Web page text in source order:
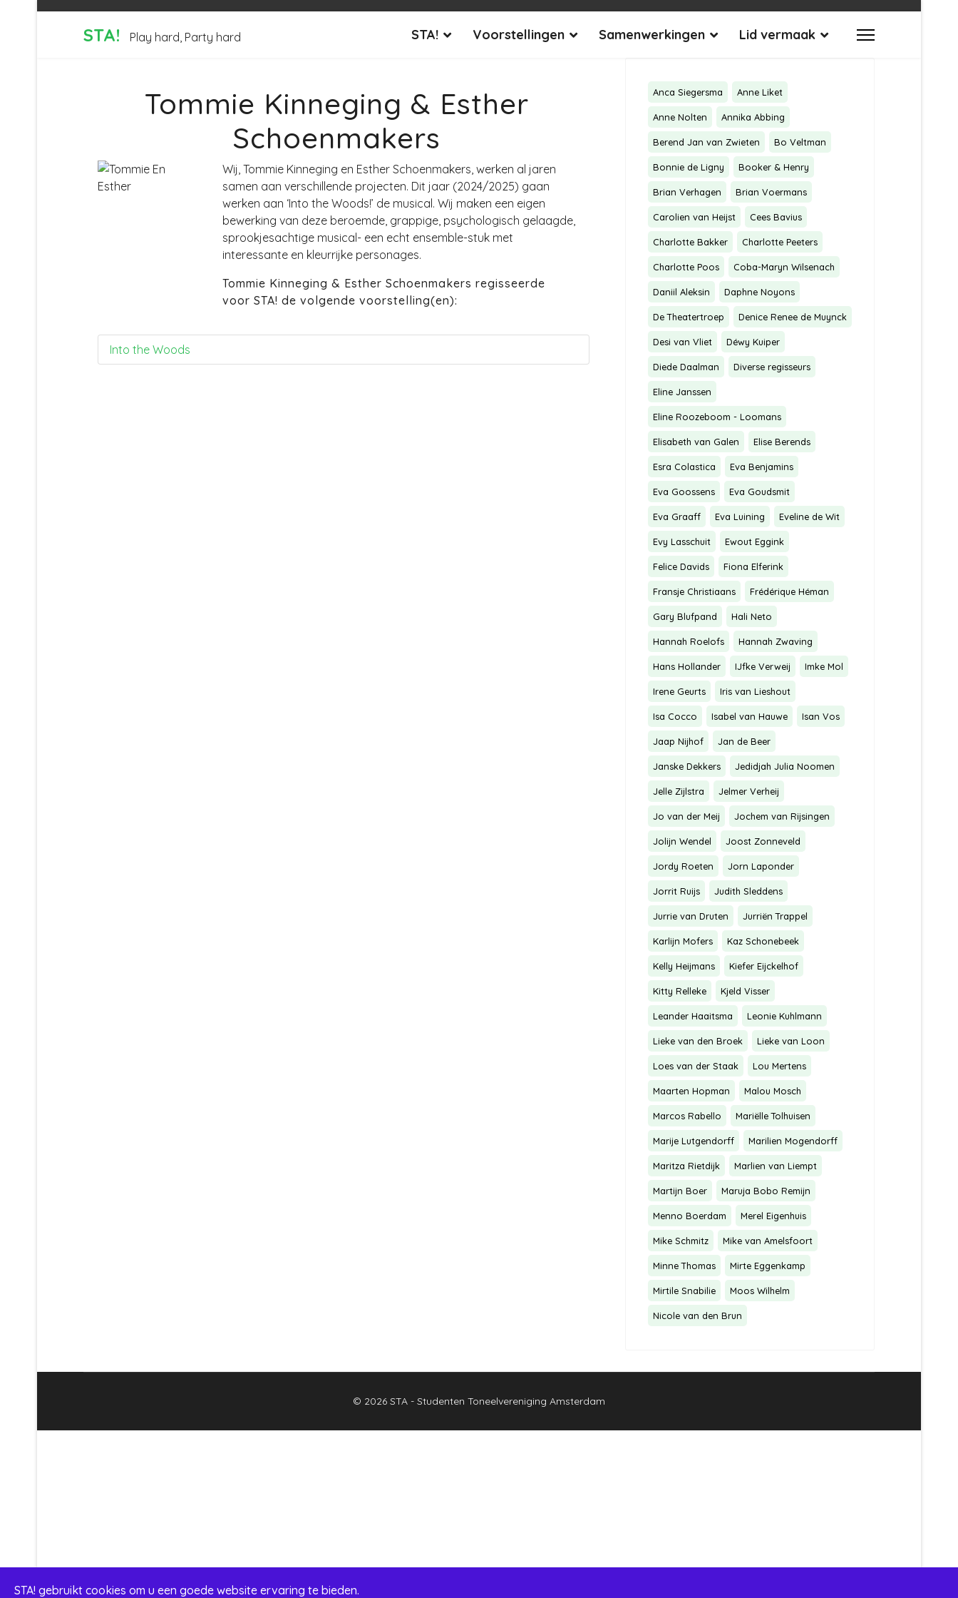
STA! Play hard, Party hard STA! Voorstellingen Samenwerkingen Lid vermaak
Tommie Kinneging & Esther
Schoenmakers
Wij, Tommie Kinneging en Esther Schoenmakers, werken al jaren
samen aan verschillende projecten. Dit jaar (2024/2025) gaan
werken aan ‘Into the Woods!’ de musical. Wij maken een eigen
bewerking van deze beroemde, grappige, psychologisch gelaagde,
sprookjesachtige musical- een echt ensemble-stuk met
interessante en kleurrijke personages.
Tommie Kinneging & Esther Schoenmakers regisseerde
voor STA! de volgende voorstelling(en):
Into the Woods
Anca Siegersma Anne Liket
Anne Nolten Annika Abbing
Berend Jan van Zwieten Bo Veltman
Bonnie de Ligny Booker & Henry
Brian Verhagen Brian Voermans
Carolien van Heijst Cees Bavius
Charlotte Bakker Charlotte Peeters
Charlotte Poos Coba-Maryn Wilsenach
Daniil Aleksin Daphne Noyons
De Theatertroep Denice Renee de Muynck
Desi van Vliet Déwy Kuiper
Diede Daalman Diverse regisseurs
Eline Janssen
Eline Roozeboom - Loomans
Elisabeth van Galen Elise Berends
Esra Colastica Eva Benjamins
Eva Goossens Eva Goudsmit
Eva Graaff Eva Luining Eveline de Wit
Evy Lasschuit Ewout Eggink
Felice Davids Fiona Elferink
Fransje Christiaans Frédérique Héman
Gary Blufpand Hali Neto
Hannah Roelofs Hannah Zwaving
Hans Hollander IJfke Verweij Imke Mol
Irene Geurts Iris van Lieshout
Isa Cocco Isabel van Hauwe Isan Vos
Jaap Nijhof Jan de Beer
Janske Dekkers Jedidjah Julia Noomen
Jelle Zijlstra Jelmer Verheij
Jo van der Meij Jochem van Rijsingen
Jolijn Wendel Joost Zonneveld
Jordy Roeten Jorn Laponder
Jorrit Ruijs Judith Sleddens
Jurrie van Druten Jurriën Trappel
Karlijn Mofers Kaz Schonebeek
Kelly Heijmans Kiefer Eijckelhof
Kitty Relleke Kjeld Visser
Leander Haaitsma Leonie Kuhlmann
Lieke van den Broek Lieke van Loon
Loes van der Staak Lou Mertens
Maarten Hopman Malou Mosch
Marcos Rabello Mariëlle Tolhuisen
Marije Lutgendorff Marilien Mogendorff
Maritza Rietdijk Marlien van Liempt
Martijn Boer Maruja Bobo Remijn
Menno Boerdam Merel Eigenhuis
Mike Schmitz Mike van Amelsfoort
Minne Thomas Mirte Eggenkamp
Mirtile Snabilie Moos Wilhelm
Nicole van den Brun
© 2026 STA - Studenten Toneelvereniging Amsterdam
STA! gebruikt cookies om u een goede website ervaring te bieden.